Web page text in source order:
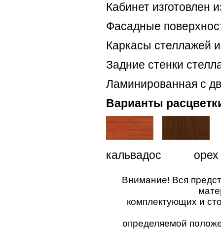
Кабинет
Фасадные
Каркасы стеллажей
Задние стенки
Ламинированная с
Варианты
кальвадос орех
Внимание! Вся
комплектующих и
определяемой